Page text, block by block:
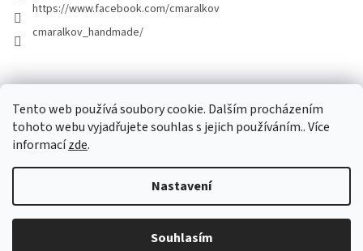
Tento web používá soubory cookie. Dalším procházením
tohoto webu vyjadřujete souhlas s jejich používáním.. Více
informacízde.
Nastavení
Souhlasím
https://www.facebook.com/cmaralkov
cmaralkov_handmade/
Copyright 2026Čmáralkov. Všechna práva vyhrazena.Upravit
nastavení cookies